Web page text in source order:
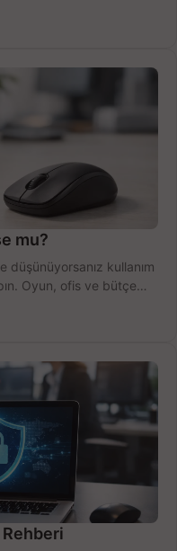
mu?
kullanım
Oyun, ofis ve bütçe